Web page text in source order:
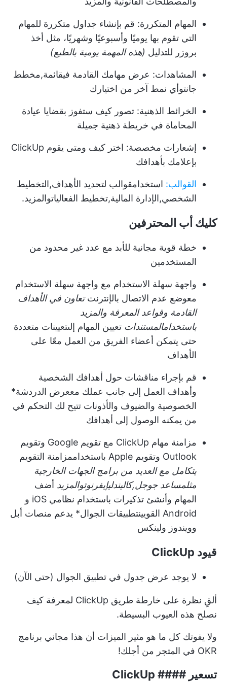
المهام المتكررة: قم بإنشاء جداول متكررة للمهام
التي تقوم بها يوميًا وأسبوعيًا وشهريًا، مثل أخذ
بروزر للتدليل (هذه المهمة يومية بالطبع)
المشاهدات: عرض مهامك القادمة فيقائمة,مخطط
جانتوأي نمط آخر من اختيارك
الخرائط الذهنية: تصور كيف ستفوز بقضايا عيادة
المحاماة في خريطة ذهنية جميلة
إشعارات مخصصة:
اختر كيف ومتى يقوم ClickUp
بإعلامك بأهدافك
القوالب: استخدامقوالب لتحديد الأهداف,التخطيط
الشخصي,الإدارة المالية,تخطيط الفعالياتوالمزيد.
كليك أب المحترفين
خطة قوية مجانية للأبد مع عدد غير محدود من
المستخدمين
واجهة سهلة الاستخدام مع واجهة سهلة الاستخدام
معوضع عدم الاتصال بالإنترنتتعاون في الأهداف
القادمة وقواعد المعرفة والمزيد
باستخدامالمستندات تعيين المهام إلىتعيينات متعددة
حتى يتمكن أعضاء الفريق من العمل معًا على
الأهداف
قم بإجراء مناقشات حول أهدافك الشخصية
وأهداف العمل إلى جانب عملك مععرض الدردشة*
الخصوصية والضيوف والأذونات تتيح لك التحكم في
من يمكنه الوصول إلى أهدافك
مزامنة مهام ClickUp مع تقويم Google وتقويم
Outlook وتقويم Apple باستخدام
مزامنة التقويم
يتكامل مع العديد من برامج الجهات الخارجية
مثلمساعد جوجل,كاليندليإيفرنوتوالمزيد أضف
المهام وأنشئ تذكيرات باستخدام نظامي iOS و
Android القويين
تطبيقات الجوال* يدعم منصات أبل
وويندوز ولينكس
قيود ClickUp
لا يوجد عرض جدول في تطبيق الجوال (حتى الآن)
ألقِ نظرة على خارطة طريق ClickUp
لمعرفة كيف
نصلح هذه العيوب البسيطة.
ولا يفوتك كل ما هو مثير الميزات أن هذا مجاني برنامج
OKR في المتجر من أجلك!
تسعير #### ClickUp